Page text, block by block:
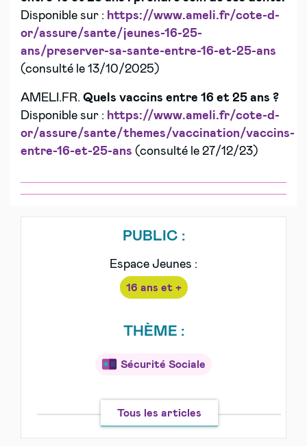
Disponible sur : https://www.ameli.fr/cote-d-
or/assure/sante/jeunes-16-25-
ans/preserver-sa-sante-entre-16-et-25-ans
(consulté le 13/10/2025)
AMELI.FR. Quels vaccins entre 16 et 25 ans ?
Disponible sur : https://www.ameli.fr/cote-d-
or/assure/sante/themes/vaccination/vaccins-
entre-16-et-25-ans (consulté le 27/12/23)
PUBLIC :
Espace Jeunes :
16 ans et +
THÈME :
Sécurité Sociale
Tous les articles